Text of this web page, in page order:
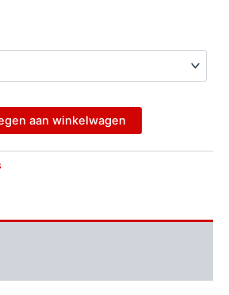
aan winkelwagen